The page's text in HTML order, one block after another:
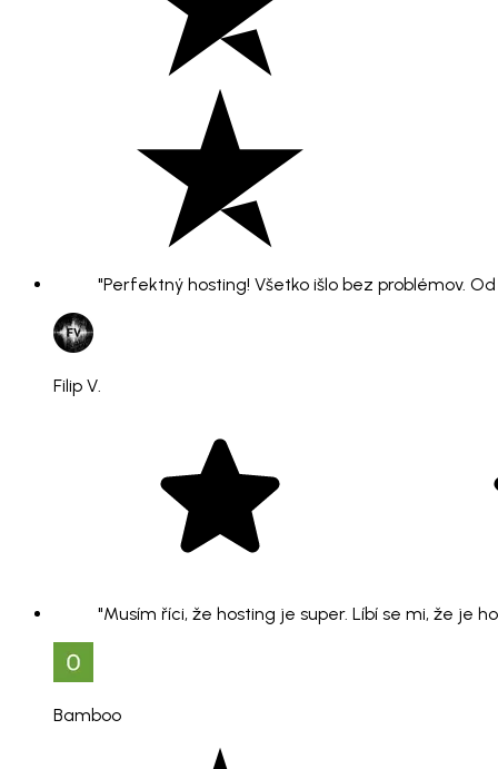
"Perfektný hosting! Všetko išlo bez problémov.
Filip V.
"Musím říci, že hosting je super. Líbí se mi, že je
Bamboo